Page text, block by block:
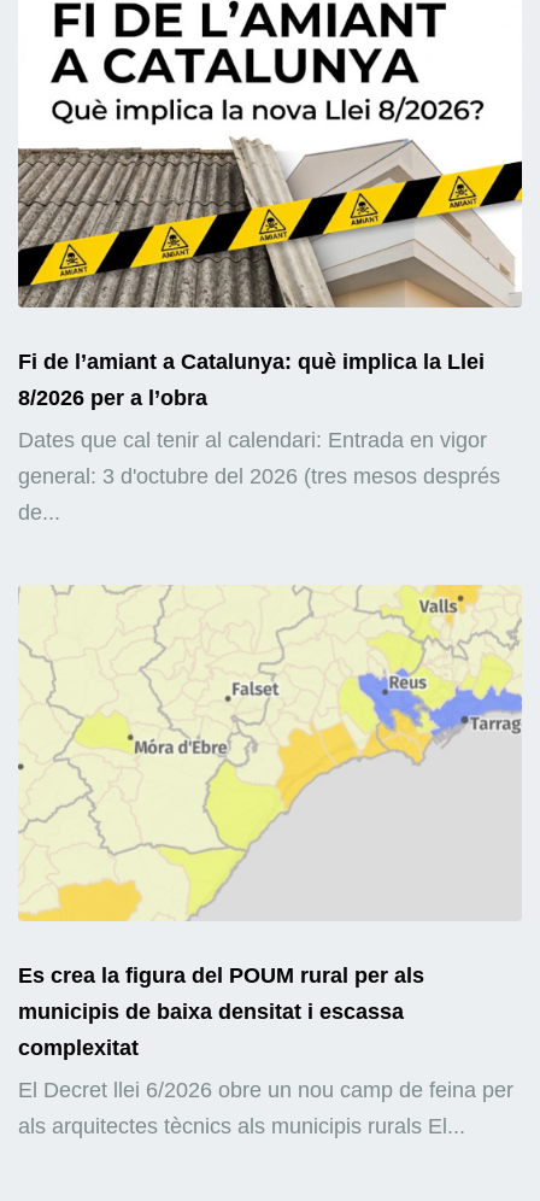
Fi de l’amiant a Catalunya: què implica la Llei
8/2026 per a l’obra
Dates que cal tenir al calendari: Entrada en vigor
general: 3 d'octubre del 2026 (tres mesos després
de...
Es crea la figura del POUM rural per als
municipis de baixa densitat i escassa
complexitat
El Decret llei 6/2026 obre un nou camp de feina per
als arquitectes tècnics als municipis rurals El...